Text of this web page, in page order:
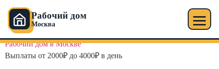
Рабочий дом
Москва
Перейти
Рабочий дом в Москве
Выплаты от 2000₽ до 4000₽ в день